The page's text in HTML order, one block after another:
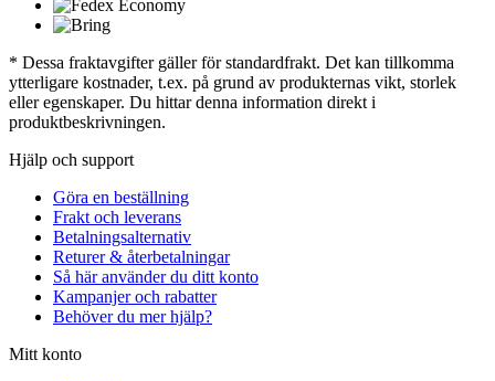
* Dessa fraktavgifter gäller för standardfrakt. Det kan tillkomma
ytterligare kostnader, t.ex. på grund av produkternas vikt, storlek
eller egenskaper. Du hittar denna information direkt i
produktbeskrivningen.
Hjälp och support
Göra en beställning
Frakt och leverans
Betalningsalternativ
Returer & återbetalningar
Så här använder du ditt konto
Kampanjer och rabatter
Behöver du mer hjälp?
Mitt konto